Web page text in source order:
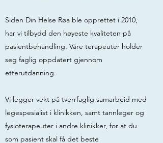
Siden Din Helse Røa ble opprettet i 2010,
har vi tilbydd den høyeste kvaliteten på
pasientbehandling. Våre terapeuter holder
seg faglig oppdatert gjennom
etterutdanning.
Vi legger vekt på tverrfaglig samarbeid med
legespesialist i klinikken, samt tannleger og
fysioterapeuter i andre klinikker, for at du
som pasient skal få det beste